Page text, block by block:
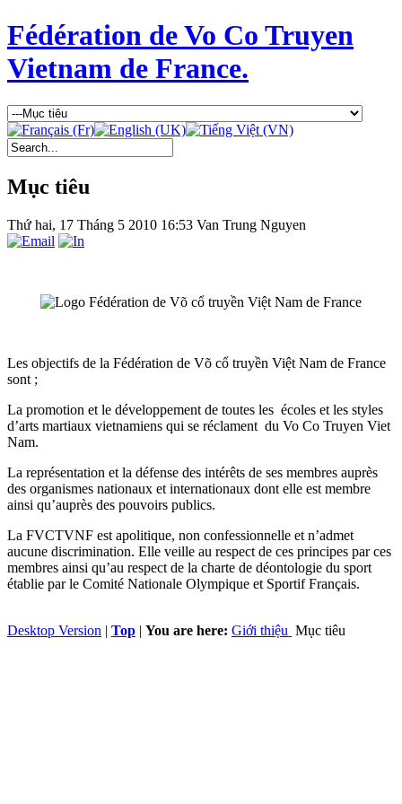
Fédération de Vo Co Truyen
Vietnam de France.
Mục tiêu
Thứ hai, 17 Tháng 5 2010 16:53 Van Trung Nguyen
Les objectifs de la Fédération de Võ cổ truyền Việt Nam de France
sont ;
La promotion et le développement de toutes les écoles et les styles
d’arts martiaux vietnamiens qui se réclament du Vo Co Truyen Viet
Nam.
La représentation et la défense des intérêts de ses membres auprès
des organismes nationaux et internationaux dont elle est membre
ainsi qu’auprès des pouvoirs publics.
La FVCTVNF est apolitique, non confessionnelle et n’admet
aucune discrimination. Elle veille au respect de ces principes par ces
membres ainsi qu’au respect de la charte de déontologie du sport
établie par le Comité Nationale Olympique et Sportif Français.
Desktop Version | Top | You are here: Giới thiệu Mục tiêu